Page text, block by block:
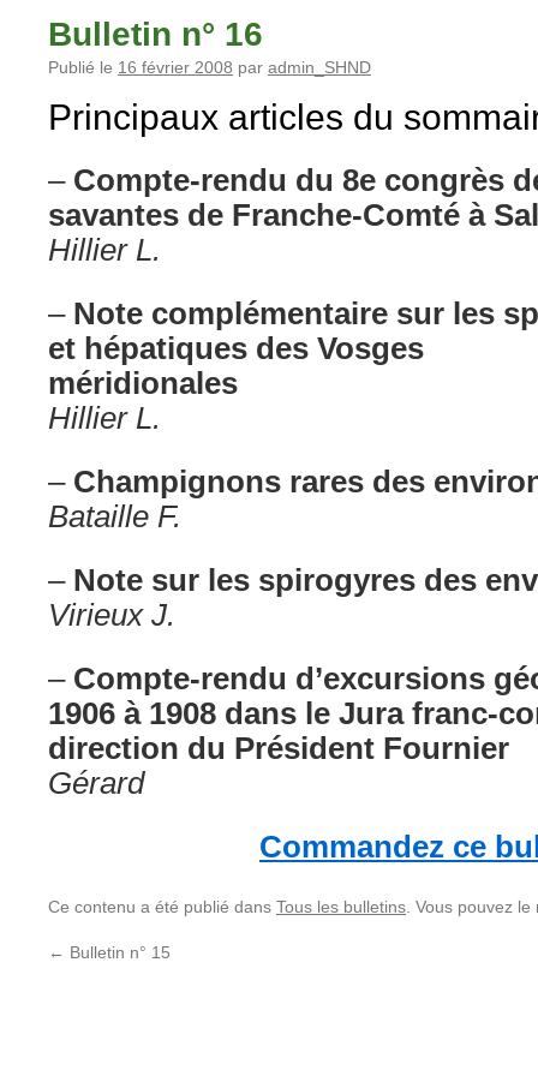
Bulletin n° 16
Publié le 16 février 2008 par admin_SHND
Principaux articles du
– Compte-rendu du 8e congrès
savantes de Franche-Comté à
Hillier L.
– Note complémentaire sur les
et hépatiques des Vosges
méridionales
Hillier L.
– Champignons rares des
Bataille F.
– Note sur les spirogyres des
Virieux J.
– Compte-rendu d’excursions
1906 à 1908 dans le Jura franc-
direction du Président Fournier
Gérard
Commandez ce
Ce contenu a été publié dans Tous les bulletins . Vous pouvez
← Bulletin n° 15